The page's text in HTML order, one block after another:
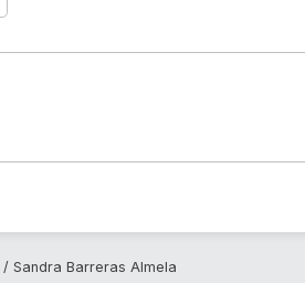
Sandra Barreras Almela